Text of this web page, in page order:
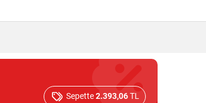
Sepette2.393,06TL